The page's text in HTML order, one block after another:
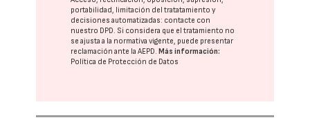
portabilidad, limitación del tratatamiento y
decisiones automatizadas: contacte con
nuestro DPD. Si considera que el tratamiento no
se ajusta a la normativa vigente, puede presentar
reclamación ante laAEPD.Más información:
Política de Protección de Datos